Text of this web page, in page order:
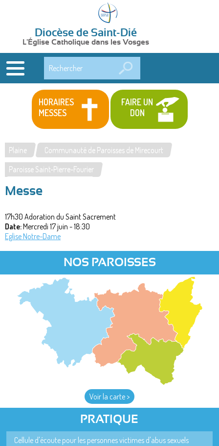
Diocèse de Saint-Dié
L'Église Catholique dans les Vosges
HORAIRES
MESSES
FAIRE UN
DON
Vous
êtes
ici
Plaine
Communauté de Paroisses de Mirecourt
Paroisse Saint-Pierre-Fourier
Messe
17h30 Adoration du Saint Sacrement
Date:Mercredi 17 juin - 18:30
Eglise Notre-Dame
NOS PAROISSES
Voir la carte >
PRATIQUE
Cellule d'écoute pour les personnes victimes d'abus sexuels